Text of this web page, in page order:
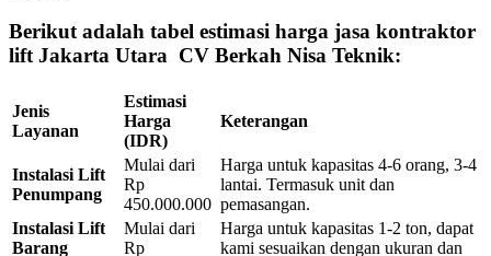
Berikut adalah tabel estimasi harga jasa kontraktor
lift Jakarta Utara CV Berkah Nisa Teknik:
Jenis
Layanan
Estimasi
Harga
(IDR)
Keterangan
Instalasi Lift
Penumpang
Mulai dari
Rp
450.000.000
Harga untuk kapasitas 4-6 orang, 3-4
lantai. Termasuk unit dan
pemasangan.
Instalasi Lift
Barang
Mulai dari
Rp
Harga untuk kapasitas 1-2 ton, dapat
kami sesuaikan dengan ukuran dan